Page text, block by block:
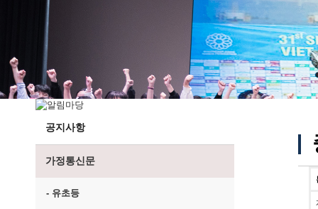
교직원현황
학생현황
위치/전화
전경사진
공지사항
가정통신문
- 유초등